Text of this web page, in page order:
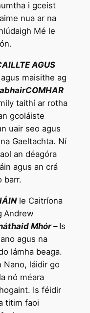
i gceist
nua ar na
Mé le
AGUS
maisithe ag
taithí ar rotha
gcoláiste
uair seo agus
Gaeltachta. Ní
an déagóra
agus an crá
barr.
le Caitríona
Andrew
Mhór –Is
agus na
lámha beaga.
Nano, láidir go
nó méara
Is féidir
titim faoi